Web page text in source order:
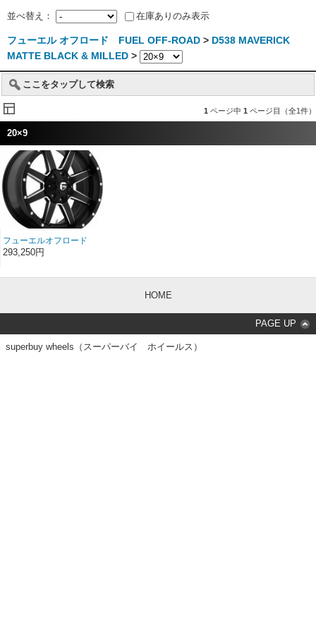
並べ替え： 在庫ありのみ表示
フューエル オフロード FUEL OFF-ROAD > D538 MAVERICK
MATTE BLACK & MILLED >
ここをタップして検索
1 ページ中 1 ページ目（全1件）
20×9
フューエルオフロード
D538 MAVERICK
20×9
293,250円
HOME
PAGE UP
superbuy wheels（スーパーバイ ホイールス）